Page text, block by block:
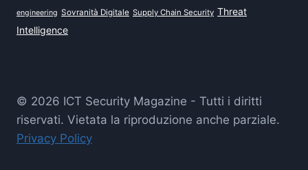
engineering Sovranità Digitale Supply Chain Security Threat
Intelligence
© 2026 ICT Security Magazine - Tutti i diritti
riservati. Vietata la riproduzione anche parziale.
Privacy Policy